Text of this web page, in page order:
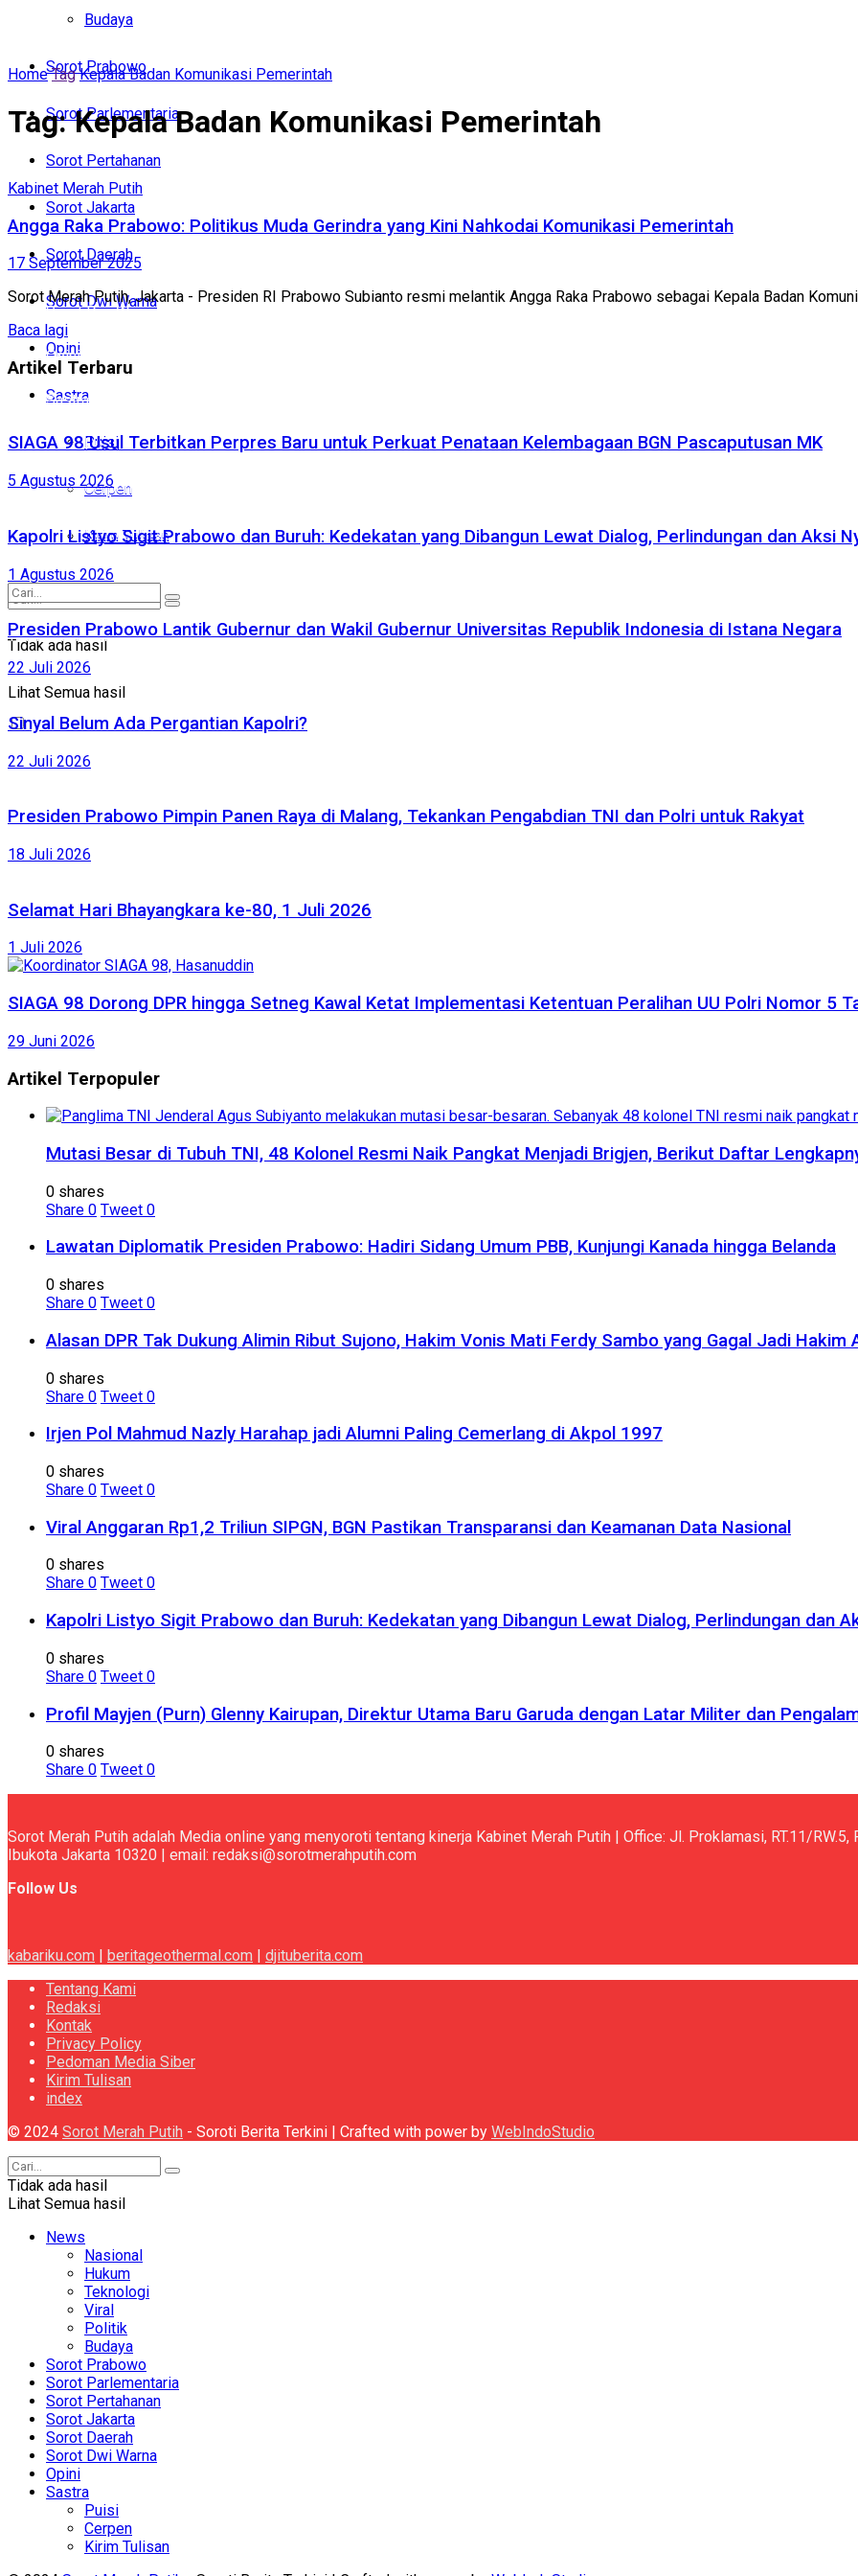
Budaya
Sorot Prabowo
Sorot Parlementaria
Sorot Pertahanan
Sorot Jakarta
Sorot Daerah
Sorot Dwi Warna
Opini
Sastra
Puisi
Cerpen
Kirim Tulisan
Tidak ada hasil
Lihat Semua hasil
Sorot Parlementaria
Sorot Pertahanan
Sorot Jakarta
Sorot Daerah
Sorot Dwi Warna
Opini
Sastra
Puisi
Cerpen
Kirim Tulisan
Tidak ada hasil
Lihat Semua hasil
Home Tag Kepala Badan Komunikasi Pemerintah
Tag:Kepala Badan Komunikasi Pemerintah
Kabinet Merah Putih
Angga Raka Prabowo: Politikus Muda Gerindra yang Kini Nahkodai Komunikasi Pemerintah
17 September 2025
Sorot Merah Putih, Jakarta - Presiden RI Prabowo Subianto resmi melantik Angga Raka Prabowo sebagai Kepala Badan
Baca lagi
Artikel Terbaru
SIAGA 98 Usul Terbitkan Perpres Baru untuk Perkuat Penataan Kelembagaan BGN Pascaputusan MK
5 Agustus 2026
Kapolri Listyo Sigit Prabowo dan Buruh: Kedekatan yang Dibangun Lewat Dialog, Perlindungan dan Aksi
1 Agustus 2026
Presiden Prabowo Lantik Gubernur dan Wakil Gubernur Universitas Republik Indonesia di Istana Negara
22 Juli 2026
Sinyal Belum Ada Pergantian Kapolri?
22 Juli 2026
Presiden Prabowo Pimpin Panen Raya di Malang, Tekankan Pengabdian TNI dan Polri untuk Rakyat
18 Juli 2026
Selamat Hari Bhayangkara ke-80, 1 Juli 2026
1 Juli 2026
SIAGA 98 Dorong DPR hingga Setneg Kawal Ketat Implementasi Ketentuan Peralihan UU Polri Nomor 5
29 Juni 2026
Artikel Terpopuler
Mutasi Besar di Tubuh TNI, 48 Kolonel Resmi Naik Pangkat Menjadi Brigjen, Berikut Daftar
0 shares
Share 0 Tweet 0
Lawatan Diplomatik Presiden Prabowo: Hadiri Sidang Umum PBB, Kunjungi Kanada hingga Belanda
0 shares
Share 0 Tweet 0
Alasan DPR Tak Dukung Alimin Ribut Sujono, Hakim Vonis Mati Ferdy Sambo yang Gagal Jadi Hakim
0 shares
Share 0 Tweet 0
Irjen Pol Mahmud Nazly Harahap jadi Alumni Paling Cemerlang di Akpol 1997
0 shares
Share 0 Tweet 0
Viral Anggaran Rp1,2 Triliun SIPGN, BGN Pastikan Transparansi dan Keamanan Data Nasional
0 shares
Share 0 Tweet 0
Kapolri Listyo Sigit Prabowo dan Buruh: Kedekatan yang Dibangun Lewat Dialog, Perlindungan dan
0 shares
Share 0 Tweet 0
Profil Mayjen (Purn) Glenny Kairupan, Direktur Utama Baru Garuda dengan Latar Militer dan
0 shares
Share 0 Tweet 0
Sorot Merah Putih adalah Media online yang menyoroti tentang kinerja Kabinet Merah Putih | Office: Jl. Proklamasi, RT.11/
Ibukota Jakarta 10320 | email: redaksi@sorotmerahputih.com
Follow Us
kabariku.com beritageothermal.com
djituberita.com
Tentang Kami
Redaksi
Kontak
Privacy Policy
Pedoman Media Siber
Kirim Tulisan
index
© 2024 Sorot Merah Putih - Soroti Berita Terkini | Crafted with power by WebIndoStudio
Tidak ada hasil
Lihat Semua hasil
News
Nasional
Hukum
Teknologi
Viral
Politik
Budaya
Sorot Prabowo
Sorot Parlementaria
Sorot Pertahanan
Sorot Jakarta
Sorot Daerah
Sorot Dwi Warna
Opini
Sastra
Puisi
Cerpen
Kirim Tulisan